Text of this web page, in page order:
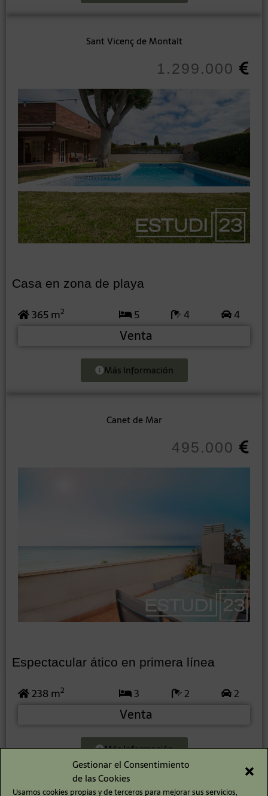
Gestionar el Consentimiento
de las Cookies
Usamos cookies propias y de terceros para mejorar sus servicios,
Sant Vicenç de Montalt
1.299.000
Casa en zona de playa
365 m2 5 4 4
Venta
Más Información
Canet de Mar
495.000
Espectacular ático en primera línea
238 m2 3 2 2
Venta
Más Información